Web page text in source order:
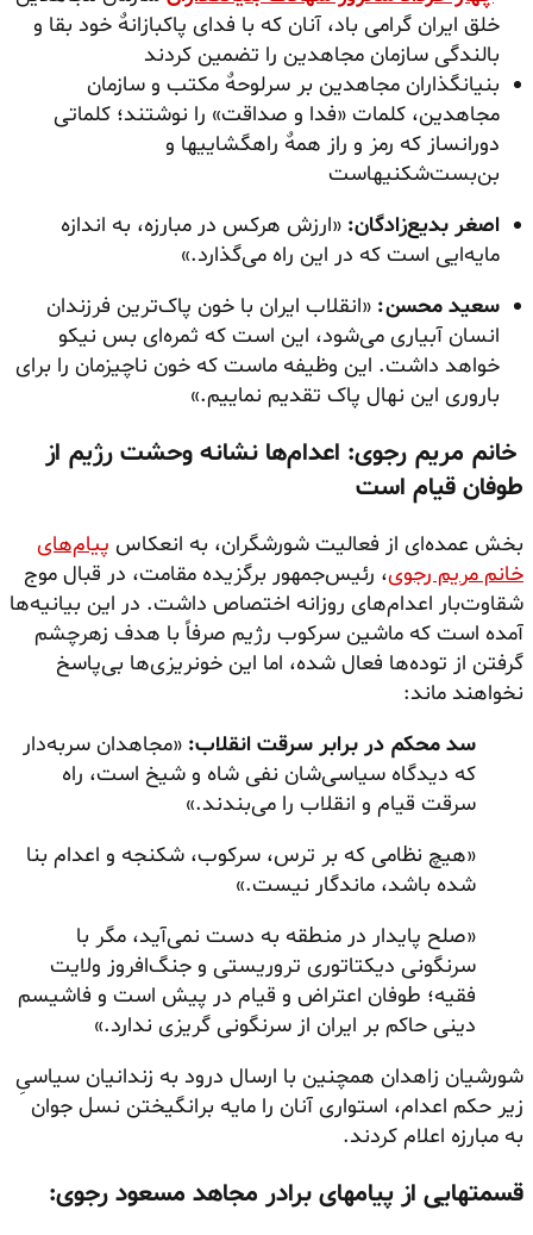
خلق ایران گرامی باد، آنان که با فدای پاکبازانهٌ خود بقا و
بالندگی سازمان مجاهدین را تضمین کردند
بنیانگذاران مجاهدین بر سرلوحهٌ مکتب و سازمان
مجاهدین، کلمات «فدا و صداقت» را نوشتند؛ کلماتی
دورانساز که رمز و راز همهٌ راهگشاییها و
بن‌بست‌شکنیهاست
اصغر بدیع‌زادگان: «ارزش هرکس در مبارزه، به اندازه
مایه‏‌ایی است که در این راه می‌گذارد.»
سعید محسن: «انقلاب ایران با خون پاک‌ترین فرزندان
انسان آبیاری می‌شود،‌ این است که ثمره‌ای بس نیکو
خواهد داشت.‌ این وظیفه ماست که خون ناچیزمان را برای
باروری این نهال پاک تقدیم نماییم.»
خانم مریم رجوی: اعدام‌ها نشانه وحشت رژیم از
طوفان قیام است
بخش عمده‌ای از فعالیت شورشگران، به انعکاس پیام‌های
خانم مریم رجوی، رئیس‌جمهور برگزیده مقامت، در قبال موج
شقاوت‌بار اعدام‌های روزانه اختصاص داشت. در این بیانیه‌ها
آمده است که ماشین سرکوب رژیم صرفاً با هدف زهرچشم
گرفتن از توده‌ها فعال شده، اما این خونریزی‌ها بی‌پاسخ
نخواهند ماند:
سد محکم در برابر سرقت انقلاب: «مجاهدان سربه‌دار
که دیدگاه سیاسی‌شان نفی شاه و شیخ است، راه
سرقت قیام و انقلاب را می‌بندند.»
«هیچ نظامی که بر ترس، سرکوب، شکنجه و اعدام بنا
شده باشد، ماندگار نیست.»
«صلح پایدار در منطقه به دست نمی‌آید، مگر با
سرنگونی دیکتاتوری تروریستی و جنگ‌افروز ولایت
فقیه؛ طوفان اعتراض و قیام در پیش است و فاشیسم
دینی حاکم بر ایران از سرنگونی گریزی ندارد.»
شورشیان زاهدان همچنین با ارسال درود به زندانیان سیاسیِ
زیر حکم اعدام، استواری آنان را مایه برانگیختن نسل جوان
به مبارزه اعلام کردند.
قسمتهایی از پیامهای برادر مجاهد مسعود رجوی: